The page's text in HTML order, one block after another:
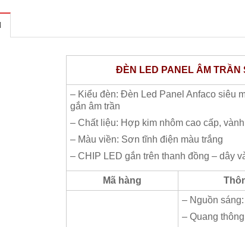
ĐÈN LED PANEL ÂM TRẦN
– Kiểu đèn: Đèn Led Panel Anfaco siêu
gắn âm trần
– Chất liệu: Hợp kim nhôm cao cấp,
– Màu viền: Sơn tĩnh điện màu trắng
– CHIP LED gắn trên thanh đồng – dây
Mã hàng
– Nguồn
– Quang